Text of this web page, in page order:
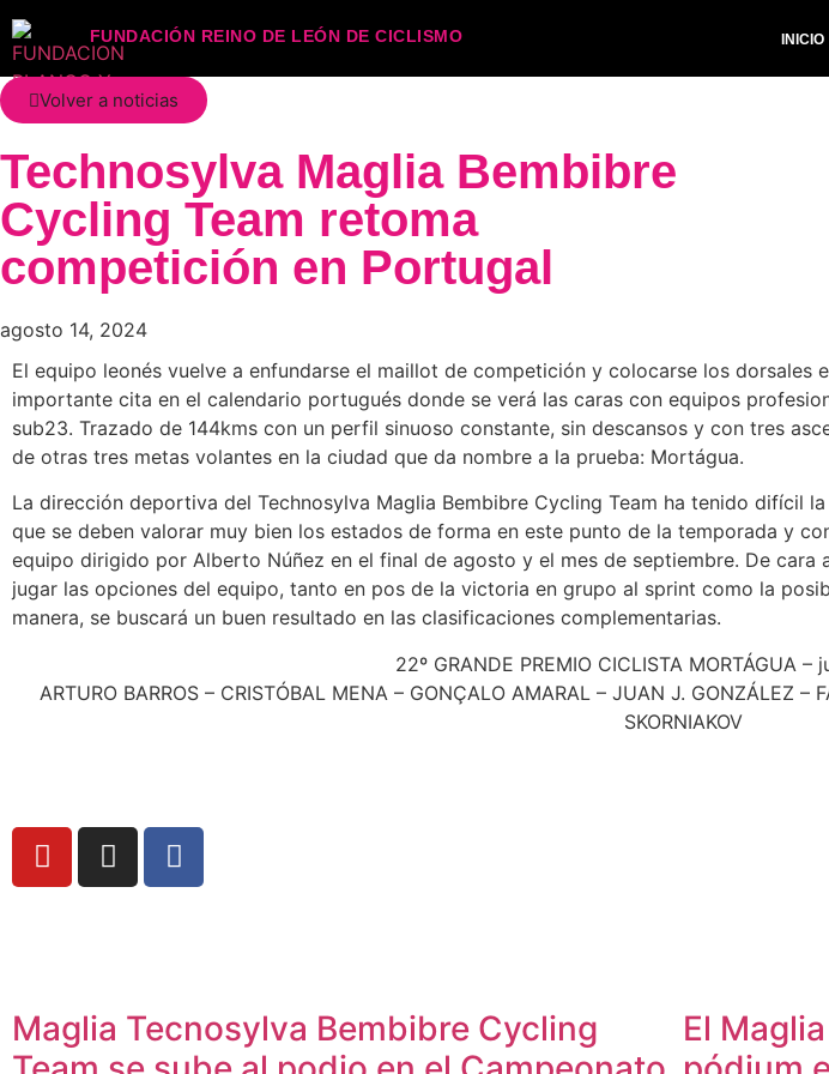
FUNDACIÓN REINO DE LEÓN DE CICLISMO INICIO
Volver a noticias
Technosylva Maglia Bembibre
Cycling Team retoma
competición en Portugal
agosto 14, 2024
El equipo leonés vuelve a enfundarse el maillot de competición y colocarse los dorsales
importante cita en el calendario portugués donde se verá las caras con equipos
sub23. Trazado de 144kms con un perfil sinuoso constante, sin descansos y con tres
de otras tres metas volantes en la ciudad que da nombre a la prueba: Mortágua.
La dirección deportiva del Technosylva Maglia Bembibre Cycling Team ha tenido difícil
que se deben valorar muy bien los estados de forma en este punto de la temporada y
equipo dirigido por Alberto Núñez en el final de agosto y el mes de septiembre. De cara
jugar las opciones del equipo, tanto en pos de la victoria en grupo al sprint como la
manera, se buscará un buen resultado en las clasificaciones complementarias.
22º GRANDE PREMIO CICLISTA MORTÁGUA –
ARTURO BARROS – CRISTÓBAL MENA – GONÇALO AMARAL – JUAN J. GONZÁLEZ –
SKORNIAKOV
Maglia Tecnosylva Bembibre Cycling
El